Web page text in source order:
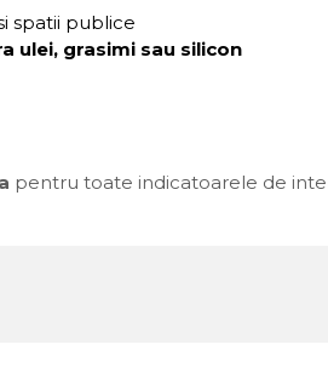
spatii publice
ulei, grasimi sau silicon
pentru toate indicatoarele de